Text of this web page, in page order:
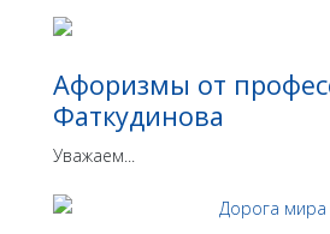
Афоризмы от
Фаткудинова
Уважаем...